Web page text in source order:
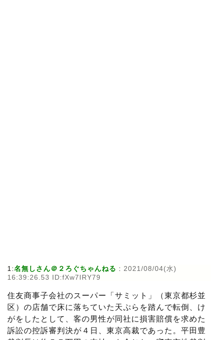
1:名無しさん＠２ろぐちゃんねる : 2021/08/04(水)
16:39:26.53 ID:fXw7IRY79
住友商事子会社のスーパー「サミット」（東京都杉並
区）の店舗で床に落ちていた天ぷらを踏んで転倒、け
がをしたとして、客の男性が同社に損害賠償を求めた
訴訟の控訴審判決が４日、東京高裁であった。平田豊